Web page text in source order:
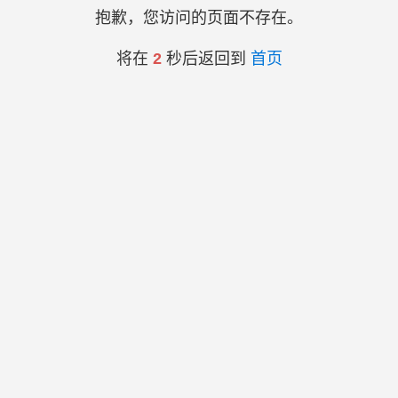
抱歉，您访问的页面不存在。
将在 2秒后返回到 首页